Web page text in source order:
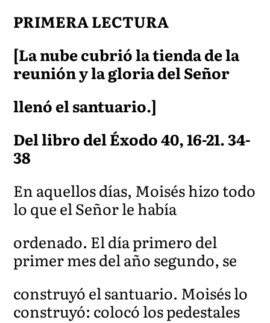
PRIMERA LECTURA
[La nube cubrió la tienda de la
reunión y la gloria del Señor
llenó el santuario.]
Del libro del Éxodo 40, 16-21. 34-
38
En aquellos días, Moisés hizo todo
lo que el Señor le había
ordenado. El día primero del
primer mes del año segundo, se
construyó el santuario. Moisés lo
construyó: colocó los pedestales